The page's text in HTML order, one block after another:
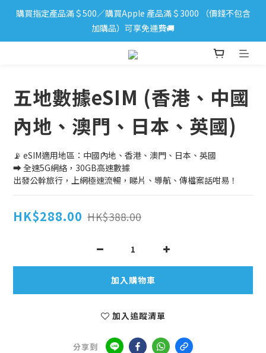
iPhone 17 系列新登場！立即訂購
購買指定產品滿＄500／購買Apple 產品滿＄3000 （價錢不包含
加購品）可享免運費🚚
iPhone 17 系列新登場！立即訂購
五地數據eSIM (香港、中國
內地、澳門、日本、英國)
📡 eSIM適用地區：中國內地、香港、澳門、日本、英國
➡ 全速5G網絡，30GB高速數據
出發公幹旅行，上網極速流暢，睇片、導航、傳檔案話咁易！
HK$288.00 HK$388.00
加入購物車
加入追蹤清單
分享到